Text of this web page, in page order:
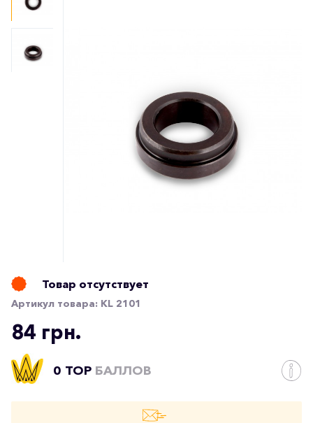
Товар отсутствует
Артикул товара: KL 2101
84 грн.
0 TOP БАЛЛОВ